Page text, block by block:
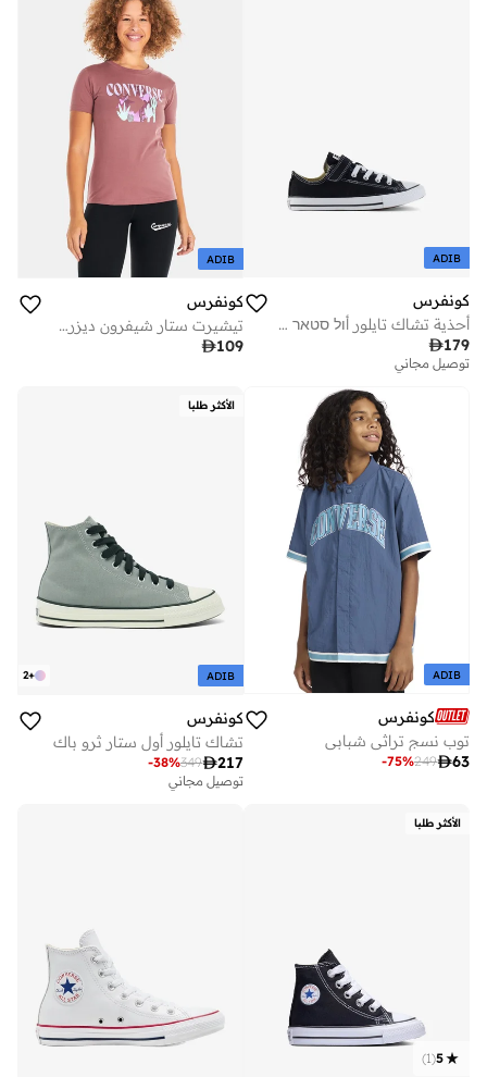
ADIB
كونفرس
أحذية تشاك تايلور أול סטאר للأطفال
179
توصيل مجاني
ADIB
كونفرس
تيشيرت ستار شيفرون ديزرت ماونتين للنساء
109
ADIB
كونفرس
توب نسج تراثي شبابي
63
249
-75%
الأكثر طلبا
+
2 ADIB
كونفرس
تشاك تايلور أول ستار ثرو باك
217
349
-38%
توصيل مجاني
الأكثر طلبا
5
(
1
)